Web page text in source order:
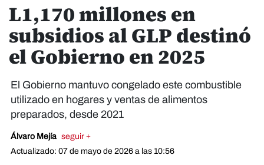
L1,170 millones en
subsidios al GLP destinó
el Gobierno en 2025
El Gobierno mantuvo congelado este combustible
utilizado en hogares y ventas de alimentos
preparados, desde 2021
Álvaro Mejía seguir +
Actualizado: 07 de mayo de 2026 a las 10:56